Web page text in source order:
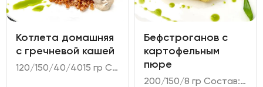
Котлета домашняя
с гречневой кашей
120/150/40/4015 гр Состав: - котлета из говядины и свинины; - каша гречневая; - огурцы битые; - соус грибной на сливках; - зелень, масло сливочное, масло укропное.
Бефстроганов с
картофельным
пюре
200/150/8 гр Состав: - бефстроганов из говядины на сливочно-грибном соусе; - картофельное пюре; - зелень, масло укропное.